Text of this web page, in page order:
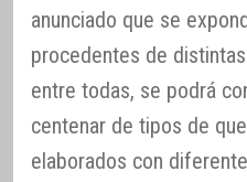
anunciado que se
procedentes de
entre todas, se podrá
centenar de tipos de
elaborados con